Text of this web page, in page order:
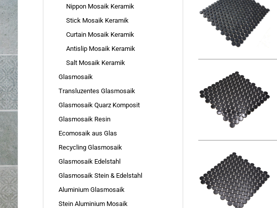
Nippon Mosaik Keramik
Stick Mosaik Keramik
Curtain Mosaik Keramik
Antislip Mosaik Keramik
Salt Mosaik Keramik
Glasmosaik
Transluzentes Glasmosaik
Glasmosaik Quarz Komposit
Glasmosaik Resin
Ecomosaik aus Glas
Recycling Glasmosaik
Glasmosaik Edelstahl
Glasmosaik Stein & Edelstahl
Aluminium Glasmosaik
Stein Aluminium Mosaik